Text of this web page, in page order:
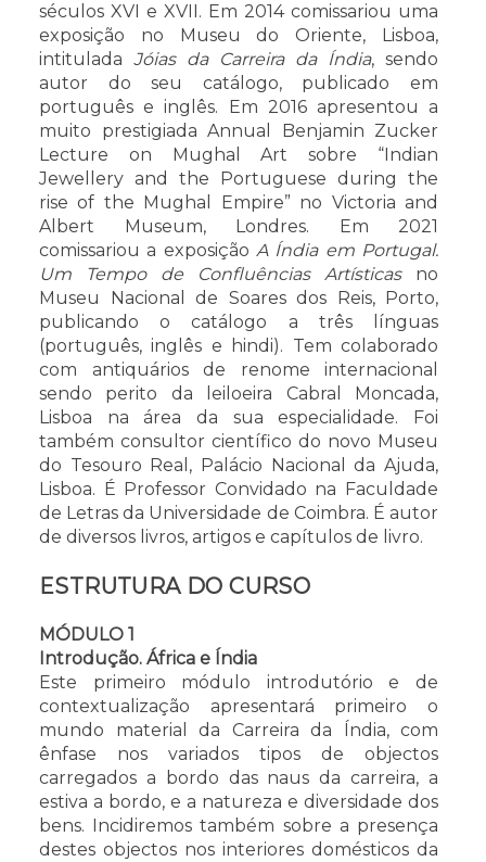
séculos XVI e XVII. Em 2014 comissariou uma
exposição no Museu do Oriente, Lisboa,
intitulada Jóias da Carreira da Índia, sendo
autor do seu catálogo, publicado em
português e inglês. Em 2016 apresentou a
muito prestigiada Annual Benjamin Zucker
Lecture on Mughal Art sobre “Indian
Jewellery and the Portuguese during the
rise of the Mughal Empire” no Victoria and
Albert Museum, Londres. Em 2021
comissariou a exposição A Índia em Portugal.
Um Tempo de Confluências Artísticasno
Museu Nacional de Soares dos Reis, Porto,
publicando o catálogo a três línguas
(português, inglês e hindi). Tem colaborado
com antiquários de renome internacional
sendo perito da leiloeira Cabral Moncada,
Lisboa na área da sua especialidade. Foi
também consultor científico do novo Museu
do Tesouro Real, Palácio Nacional da Ajuda,
Lisboa. É Professor Convidado na Faculdade
de Letras da Universidade de Coimbra. É autor
de diversos livros, artigos e capítulos de livro.
ESTRUTURA DO CURSO
MÓDULO 1
Introdução. África e Índia
Este primeiro módulo introdutório e de
contextualização apresentará primeiro o
mundo material da Carreira da Índia, com
ênfase nos variados tipos de objectos
carregados a bordo das naus da carreira, a
estiva a bordo, e a natureza e diversidade dos
bens. Incidiremos também sobre a presença
destes objectos nos interiores domésticos da